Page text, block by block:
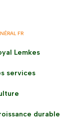
FR
Lemkes
services
durable